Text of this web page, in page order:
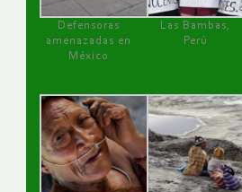
Defensoras
amenazadas en
México
Las Bambas,
Perú